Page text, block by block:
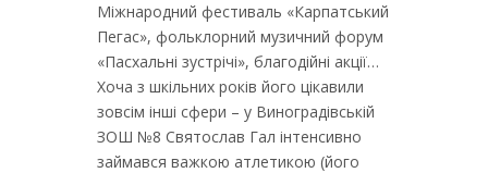
Міжнародний фестиваль «Карпатський
Пегас», фольклорний музичний форум
«Пасхальні зустрічі», благодійні акції…
Хоча з шкільних років його цікавили
зовсім інші сфери – у Виноградівській
ЗОШ №8 Святослав Гал інтенсивно
займався важкою атлетикою (його